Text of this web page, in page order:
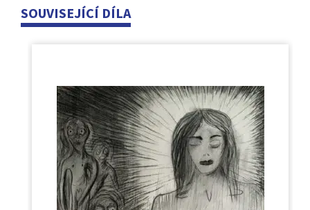
SOUVISEJÍCÍ DÍLA